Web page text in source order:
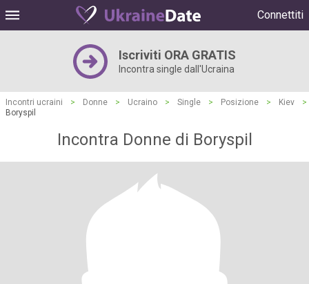
Connettiti
Iscriviti ORA GRATIS
Incontra single dall'Ucraina
Incontri ucraini > Donne > Ucraino > Single > Posizione > Kiev
>
Boryspil
Incontra Donne di Boryspil